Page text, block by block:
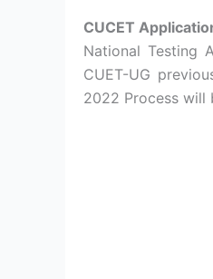
CUCET
National Testing
CUET-UG
2022 Process will